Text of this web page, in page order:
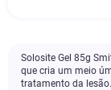
Solosite Gel 85g
que cria um meio
tratamento da